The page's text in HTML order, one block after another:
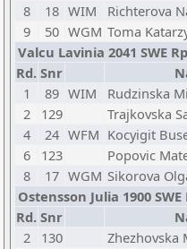
8
18 WIM Richterova
9
50 WGM Toma
Valcu Lavinia 2041 SWE
Rd. Snr
1
89 WIM Rudzinska
2
129 Trajkovska
4
24 WFM Kocyigit
6
123 Popovic
8
17 WGM Sikorova
Ostensson Julia 1900 SWE
Rd. Snr
2
130 Zhezhovska